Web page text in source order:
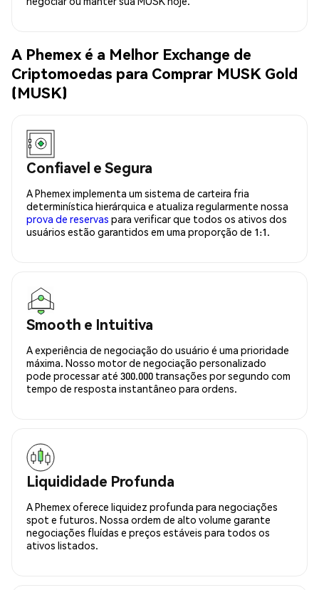
A Phemex é a Melhor Exchange de
Criptomoedas para Comprar MUSK Gold
(MUSK)
Confiavel e Segura
A Phemex implementa um sistema de carteira fria
determinística hierárquica e atualiza regularmente nossa
prova de reservas para verificar que todos os ativos dos
usuários estão garantidos em uma proporção de 1:1.
Smooth e Intuitiva
A experiência de negociação do usuário é uma prioridade
máxima. Nosso motor de negociação personalizado
pode processar até 300.000 transações por segundo com
tempo de resposta instantâneo para ordens.
Liquididade Profunda
A Phemex oferece liquidez profunda para negociações
spot e futuros. Nossa ordem de alto volume garante
negociações fluídas e preços estáveis para todos os
ativos listados.